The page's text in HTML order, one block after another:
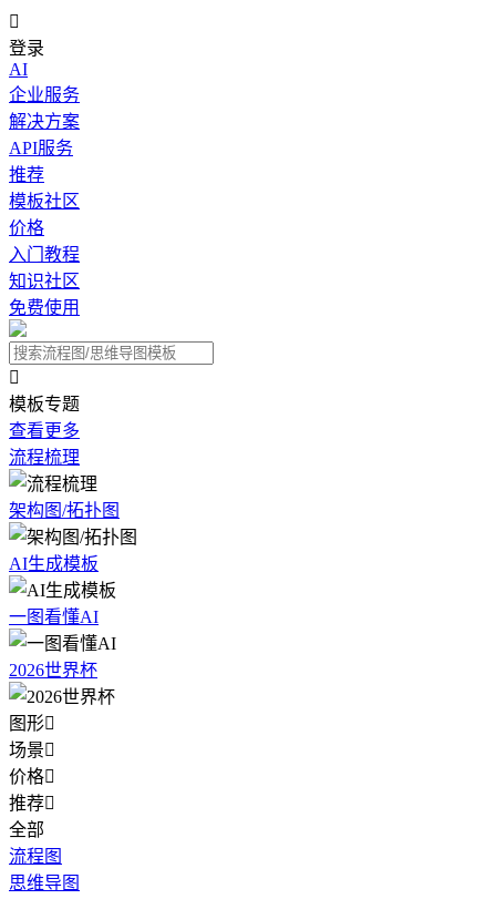

登录
AI
企业服务
解决方案
API服务
推荐
模板社区
价格
入门教程
知识社区
免费使用

模板专题
查看更多
流程梳理
架构图/拓扑图
AI生成模板
一图看懂AI
2026世界杯
图形
场景
价格
推荐
全部
流程图
思维导图